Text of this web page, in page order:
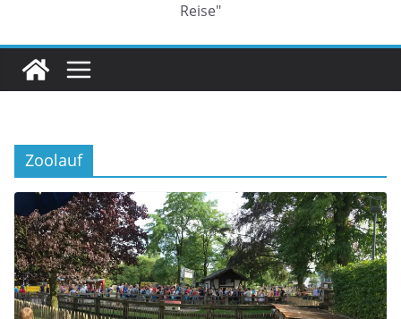
Reise"
Zoolauf